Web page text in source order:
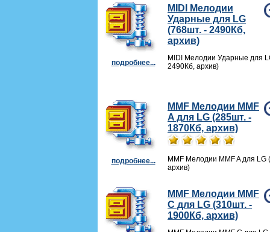
подробнее...
MIDI Мелодии
Ударные для LG
(768шт. - 2490Кб,
архив)
MIDI Мелодии Ударные для
2490Кб, архив)
подробнее...
MMF Мелодии MMF
A для LG (285шт. -
1870Кб, архив)
MMF Мелодии MMF A для
архив)
MMF Мелодии MMF
C для LG (310шт. -
1900Кб, архив)